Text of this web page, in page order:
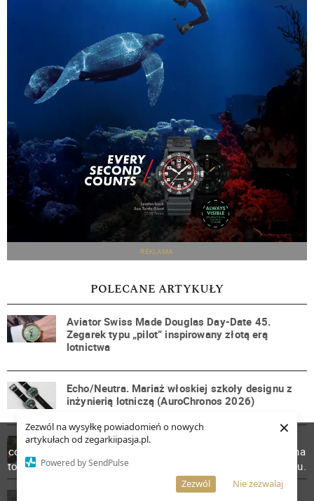
Zezwól na wysyłkę powiadomień o nowych
artykułach od zegarkiipasja.pl.
Powered by SendPulse
Nie zezwalaj
Zezwól
×
REKLAMA
POLECANE ARTYKUŁY
Aviator Swiss Made Douglas Day-Date 45.
Zegarek typu „pilot” inspirowany złotą erą
lotnictwa
Echo/Neutra. Mariaż włoskiej szkoły designu z
inżynierią lotniczą (AuroChronos 2026)
Inhorgenta i Fondation Haute Horlogerie
Yema Superman Titanium MoonTide CMM.11
W celu poprawienia jakości usług korzystamy z plików
cookies. Pozostanie na stronie oznacza, iż wyrażasz zgodę na
to, że pliki cookies będą przechowywane w Twoim urządzeniu.
Więcej informacji